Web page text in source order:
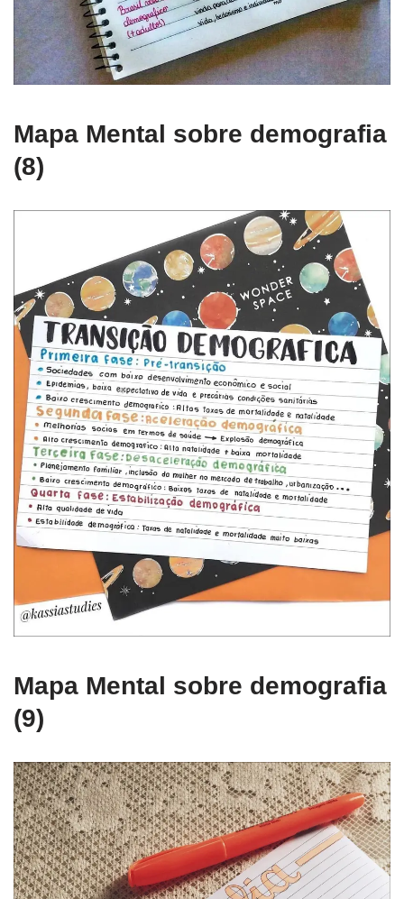
Mapa Mental sobre demografia
(8)
Mapa Mental sobre demografia
(9)